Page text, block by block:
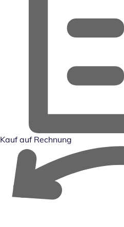
Kauf auf Rechnung